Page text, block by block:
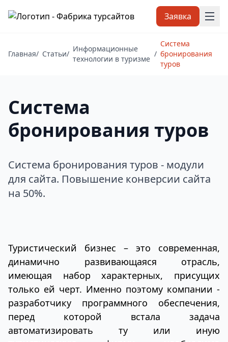
Заявка
Главная/ Статьи/
Информационные
технологии в туризме
/
Система
бронирования
туров
Система
бронирования туров
Система бронирования туров - модули
для сайта. Повышение конверсии сайта
на 50%.
Туристический бизнес – это современная,
динамично развивающаяся отрасль,
имеющая набор характерных, присущих
только ей черт. Именно поэтому компании -
разработчику программного обеспечения,
перед которой встала задача
автоматизировать ту или иную